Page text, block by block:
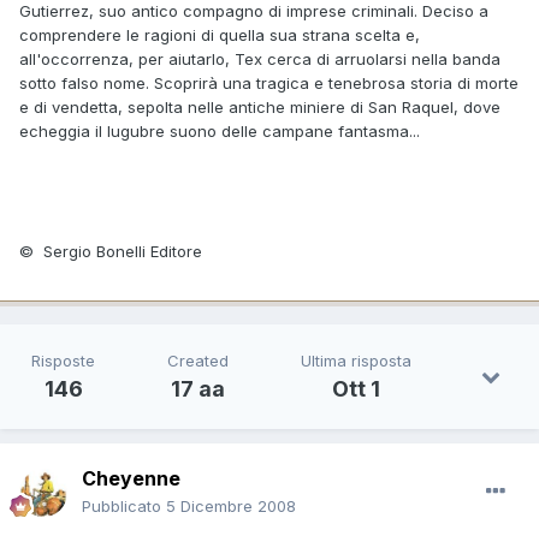
Gutierrez, suo antico compagno di imprese criminali. Deciso a
comprendere le ragioni di quella sua strana scelta e,
all'occorrenza, per aiutarlo, Tex cerca di arruolarsi nella banda
sotto falso nome. Scoprirà una tragica e tenebrosa storia di morte
e di vendetta, sepolta nelle antiche miniere di San Raquel, dove
echeggia il lugubre suono delle campane fantasma...
© Sergio Bonelli Editore
Risposte
146
Created
17 aa
Ultima risposta
Ott 1
Cheyenne
Pubblicato 5 Dicembre 2008